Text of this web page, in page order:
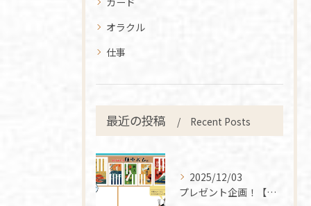
オラクル
仕事
最近の投稿 Recent Posts
2025/12/03
プレゼント企画！【陣中占ひお買い上げの方へ】